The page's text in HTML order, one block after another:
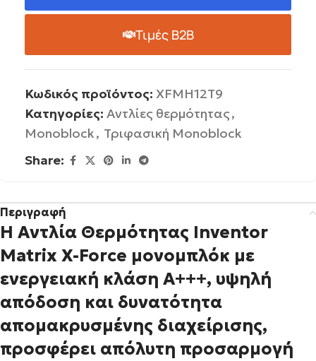
Τιμές B2B
Κωδικός προϊόντος: XFMH12T9
Κατηγορίες: Αντλίες θερμότητας,
Monoblock, Τριφασική Monoblock
Share:
Περιγραφή
Η Αντλία Θερμότητας Inventor
Matrix X-Force μονομπλόκ με
ενεργειακή κλάση Α+++, υψηλή
απόδοση και δυνατότητα
απομακρυσμένης διαχείρισης,
προσφέρει απόλυτη προσαρμογή